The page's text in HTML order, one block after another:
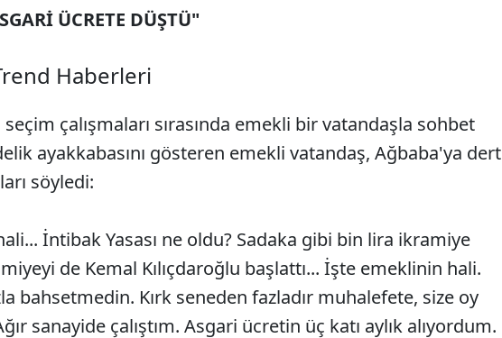
ÜCRETE DÜŞTÜ"
Haberleri
çalışmaları sırasında emekli bir vatandaşla sohbet
ayakkabasını gösteren emekli vatandaş, Ağbaba'ya dert
söyledi:
İntibak Yasası ne oldu? Sadaka gibi bin lira ikramiye
de Kemal Kılıçdaroğlu başlattı... İşte emeklinin hali.
bahsetmedin. Kırk seneden fazladır muhalefete, size oy
sanayide çalıştım. Asgari ücretin üç katı aylık alıyordum.